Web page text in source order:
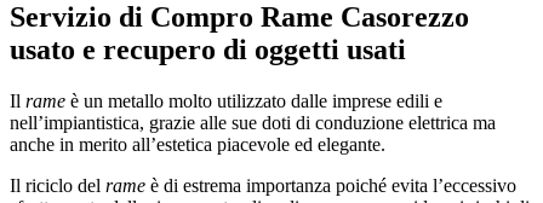
Servizio di Compro Rame Casorezzo
usato e recupero di oggetti usati
Il rame è un metallo molto utilizzato dalle imprese edili e
nell’impiantistica, grazie alle sue doti di conduzione elettrica ma
anche in merito all’estetica piacevole ed elegante.
Il riciclo del rame è di estrema importanza poiché evita l’eccessivo